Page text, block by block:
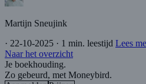
Martijn Sneujink
· 22-10-2025 · 1 min. leestijd Lees
Naar het overzicht